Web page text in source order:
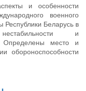
и особенности
военного
Республики Беларусь в
и
Определены место и
обороноспособности